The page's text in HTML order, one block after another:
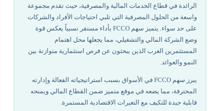
الرائدة في قطاع الخدمات المالية والمصرفية، حيث تقدم مجموعة
واسعة من الحلول المصرفية التي تلبي احتياجات الأفراد والشركات
على حد سواء. يتميز سهم FCCO بأداء مستقر نسبياً يعكس قوة
وضع الشركة المالي والتشغيلي، مما يجعلها محل اهتمام
المستثمرين العرب الذين يبحثون عن فرص استثمارية متوازنة بين
النمو والعوائد.
يبرز سهم FCCO في الأسواق بسبب استراتيجياته الفعالة وإدارته
المحترفة، مما يضعه في موقع متميز ضمن القطاع المالي ويمنحه
قابلية جيدة للتكيف مع التغيرات الاقتصادية المستمرة.